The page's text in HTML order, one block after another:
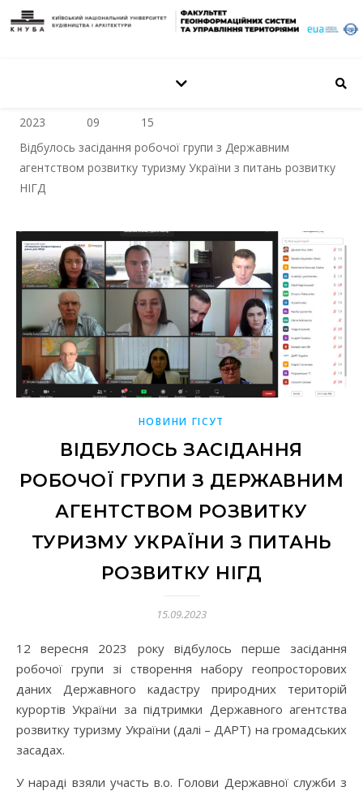
2023 09
15
Відбулось засідання робочої групи з Державним
агентством розвитку туризму України з питань розвитку
НІГД
НОВИНИ ГІСУТ
ВІДБУЛОСЬ ЗАСІДАННЯ
РОБОЧОЇ ГРУПИ З ДЕРЖАВНИМ
АГЕНТСТВОМ РОЗВИТКУ
ТУРИЗМУ УКРАЇНИ З ПИТАНЬ
РОЗВИТКУ НІГД
15.09.2023
12 вересня 2023 року відбулось перше засідання
робочої групи зі створення набору геопросторових
даних Державного кадастру природних територій
курортів України за підтримки Державного агентства
розвитку туризму України (далі – ДАРТ) на громадських
засадах.
У нараді взяли участь в.о. Голови Державної служби з